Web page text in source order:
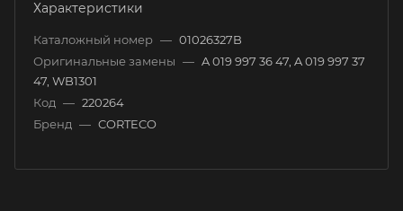
Характеристики
Каталожный номер — 01026327B
Оригинальные замены — A 019 997 36 47, A 019 997 37
47, WB1301
Код — 220264
Бренд — CORTECO